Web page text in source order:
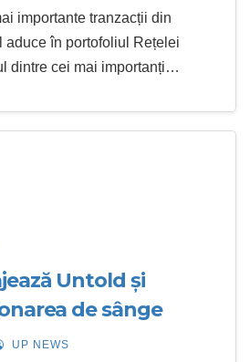
importante tranzacții din
aduce în portofoliul Rețelei
dintre cei mai importanți…
Untold și
de sânge
UP NEWS